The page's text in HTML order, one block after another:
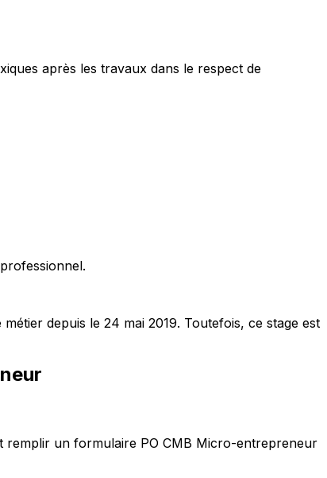
après les travaux dans le respect de
depuis le 24 mai 2019. Toutefois, ce stage est
remplir un formulaire PO CMB Micro-entrepreneur